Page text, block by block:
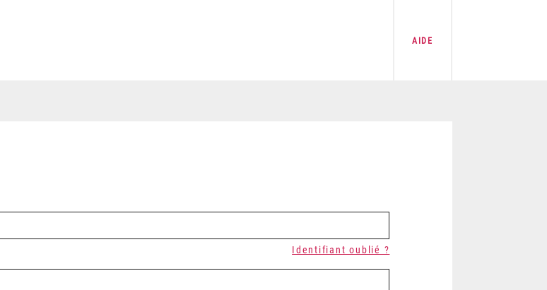
AIDE
Identifiant oublié ?